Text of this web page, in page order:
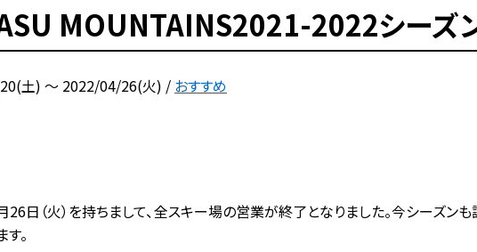
MOUNTAINS2021-2022シーズ
土) ～ 2022/04/26(火) / おすすめ
日（火）を持ちまして、全スキー場の営業が終了となりました。今シーズン
。